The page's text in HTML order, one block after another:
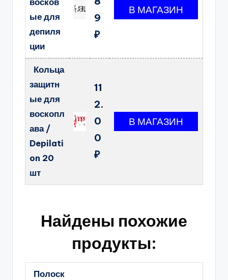
восков
ые для
депиля
ции
9
₽
Кольца
защитн
ые для
воскопл
ава /
Depilati
on 20
шт
11
2.
0
0
₽
Найдены похожие
продукты:
Полоск